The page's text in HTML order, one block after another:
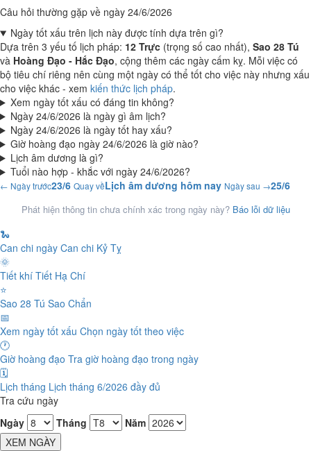
Câu hỏi thường gặp về ngày 24/6/2026
Ngày tốt xấu trên lịch này được tính dựa trên gì?
Dựa trên 3 yếu tố lịch pháp: 12 Trực (trọng số cao nhất), Sao 28 Tú
và Hoàng Đạo - Hắc Đạo, cộng thêm các ngày cấm kỵ. Mỗi việc có
bộ tiêu chí riêng nên cùng một ngày có thể tốt cho việc này nhưng xấu
cho việc khác - xem kiến thức lịch pháp.
Xem ngày tốt xấu có đáng tin không?
Ngày 24/6/2026 là ngày gì âm lịch?
Ngày 24/6/2026 là ngày tốt hay xấu?
Giờ hoàng đạo ngày 24/6/2026 là giờ nào?
Lịch âm dương là gì?
Tuổi nào hợp - khắc với ngày 24/6/2026?
← Ngày trước23/6 Quay vềLịch âm dương hôm nay Ngày sau →25/6
Phát hiện thông tin chưa chính xác trong ngày này? Báo lỗi dữ liệu
🐍
Can chi ngày Can chi Kỷ Tỵ
🌞
Tiết khí Tiết Hạ Chí
⭐
Sao 28 Tú Sao Chẩn
📅
Xem ngày tốt xấu Chọn ngày tốt theo việc
🕐
Giờ hoàng đạo Tra giờ hoàng đạo trong ngày
🗓️
Lịch tháng Lịch tháng 6/2026 đầy đủ
Tra cứu ngày
Ngày
Tháng
Năm
XEM NGÀY